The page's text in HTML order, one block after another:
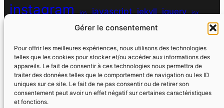
Gérer le consentement
Pour offrir les meilleures expériences, nous utilisons des technologies
telles que les cookies pour stocker et/ou accéder aux informations des
appareils. Le fait de consentir à ces technologies nous permettra de
traiter des données telles que le comportement de navigation ou les ID
uniques sur ce site. Le fait de ne pas consentir ou de retirer son
consentement peut avoir un effet négatif sur certaines caractéristiques
et fonctions.
instagram ios javascript jekyll jquery jsx
masonry media queries mysql navigation
personnel php pixel plugin print
programmation objet python quotes react regex responsive run
réseaux sociaux